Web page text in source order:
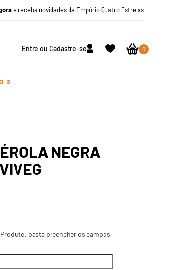
e receba novidades da Empório Quatro Estrelas
Entre ou Cadastre-se 0
NEGRA
basta preencher os campos